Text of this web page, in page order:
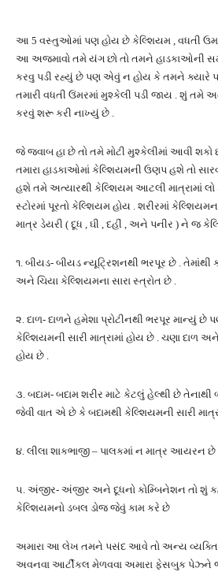
આ 5 વસ્તુઓમાં પણ હોય છે કેલ્શિયમ , વધતી
આ અજમાવો તમે યંગ છો તો તમને હાડકાઓની
કરવુ પડી રહ્યું છે પણ એવું ન હોય કે તમને ક્યારે
તમારી વધતી ઉંમરમાં મુશ્કેલી પડી જાય . શું તમે
કરવું શરૂ કરી નાખ્યું છે .
જે જવાબ હા છે તો તમે મોટી મુશ્કેલીમાં આવી શકો
તમારા હાડકાઓમાં કેલ્શિયમની ઉણપ હશે તો
હશે તમે અત્યારથી કેલ્શિયમ આટલી માત્રામાં લો કે
સ્ટોરમાં પૂરતો કેલ્શિયમ હોય . શરીરમાં
માત્ર ડેયરી ( દૂધ , ઘી , દહીં , અને પનીર ) ને જ
૧. બીયડ- બીયડ ન્યૂટ્રિશનથી ભરપૂર છે .
અને ચિયા કેલ્શિયમના સારા સ્ત્રોત છે .
૨. દાળ- દાળને હમેશા પ્રોટીનથી ભરપૂર માન્યું છે
કેલ્શિયમની સારી માત્રામાં હોય છે . ચણા દાળ
હોય છે .
૩. બદામ- બદામ શરીર માટે કેટલું હેલ્થી છે તેનાથી
જેવી વાત એ છે કે બદામથી કેલ્શિયમની સારી
૪. લીલા શાકભાજી – પાલકમાં ન માત્ર
૫. અંજીર- અંજીર અને દૂધનો કોમ્બિનેશન તો શું
કેલ્શિયમનો ડબલ ડોજ જેવું કામ કરે છે
અમારા આ લેખ તમને પસંદ આવે તો અન્ય
અવનવા આર્ટીકલ મેળવવા અમારા ફેસબુક પેઝ્ને